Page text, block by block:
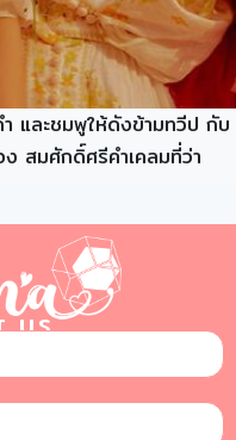
และชมพูให้ดังข้ามทวีป กับ
สมศักดิ์ศรีคำเคลมที่ว่า
US